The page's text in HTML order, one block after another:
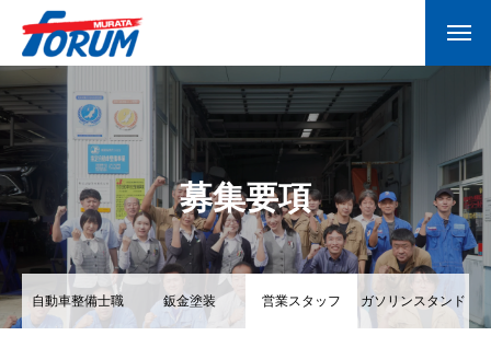
募集要項
自動車整備士職 鈑金塗装 営業スタッフ ガソリンスタンド